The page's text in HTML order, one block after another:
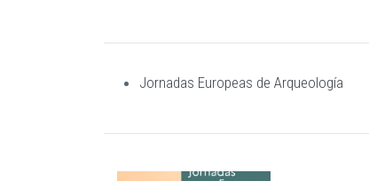
Jornadas Europeas de Arqueología